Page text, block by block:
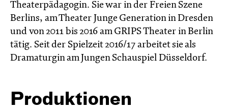
Theaterpädagogin. Sie war in der Freien Szene
Berlins, am Theater Junge Generation in Dresden
und von 2011 bis 2016 am GRIPS Theater in Berlin
tätig. Seit der Spielzeit 2016/17 arbeitet sie als
Dramaturgin am Jungen Schauspiel Düsseldorf.
Produktionen